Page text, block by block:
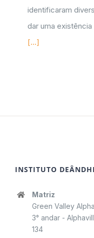
identificaram
dar uma
[...]
INSTITUTO
Matriz
Green Valley
3° andar -
134